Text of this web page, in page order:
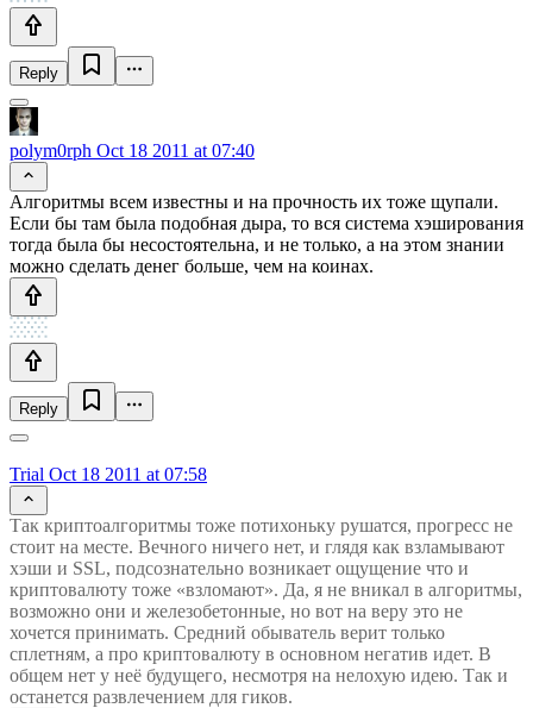
Reply
polym0rph Oct 18 2011 at 07:40
Алгоритмы всем известны и на прочность их тоже щупали.
Если бы там была подобная дыра, то вся система хэширования
тогда была бы несостоятельна, и не только, а на этом знании
можно сделать денег больше, чем на коинах.
Reply
Trial Oct 18 2011 at 07:58
Так криптоалгоритмы тоже потихоньку рушатся, прогресс не
стоит на месте. Вечного ничего нет, и глядя как взламывают
хэши и SSL, подсознательно возникает ощущение что и
криптовалюту тоже «взломают». Да, я не вникал в алгоритмы,
возможно они и железобетонные, но вот на веру это не
хочется принимать. Средний обыватель верит только
сплетням, а про криптовалюту в основном негатив идет. В
общем нет у неё будущего, несмотря на нелохую идею. Так и
останется развлечением для гиков.